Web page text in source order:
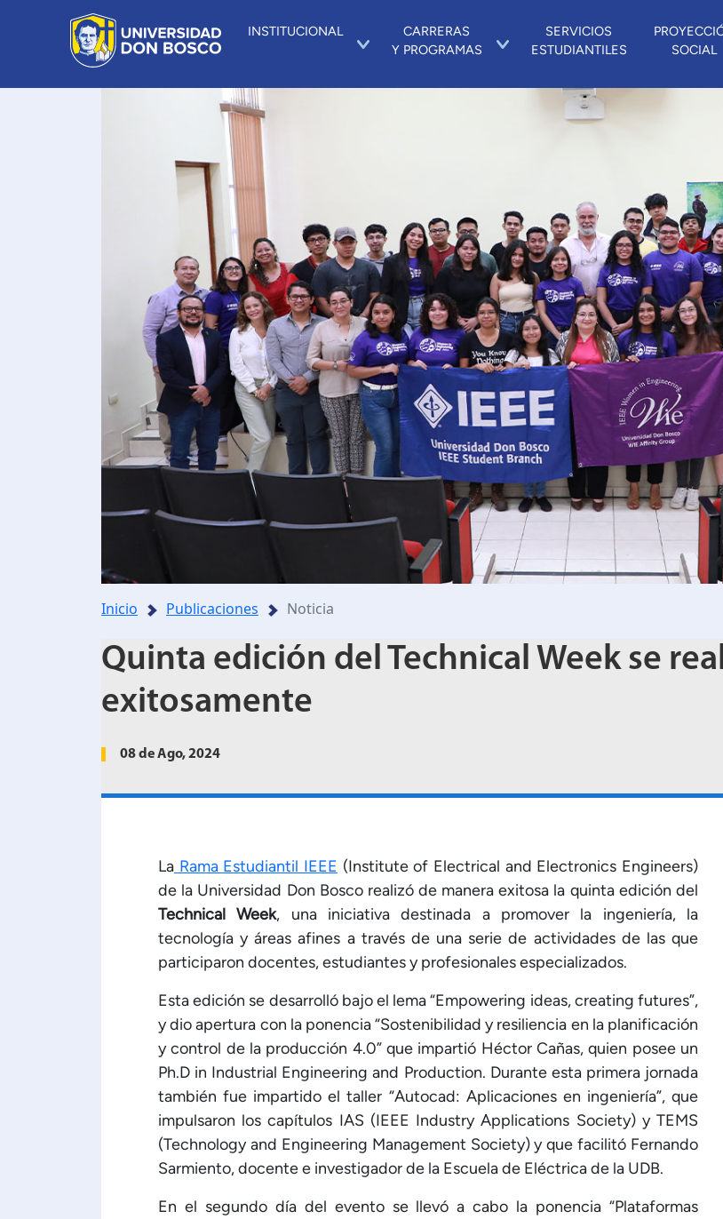
INSTITUCIONAL
CARRERAS
Y PROGRAMAS
SERVICIOS
ESTUDIANTILES
SOCIAL
Inicio Publicaciones Noticia
Quinta edición del Technical Week se
exitosamente
08 de Ago, 2024
La Rama Estudiantil IEEE (Institute of Electrical and Electronics Engineers)
de la Universidad Don Bosco realizó de manera exitosa la quinta edición del
Technical Week, una iniciativa destinada a promover la ingeniería, la
tecnología y áreas afines a través de una serie de actividades de las que
participaron docentes, estudiantes y profesionales especializados.
Esta edición se desarrolló bajo el lema “Empowering ideas, creating futures”,
y dio apertura con la ponencia “Sostenibilidad y resiliencia en la planificación
y control de la producción 4.0” que impartió Héctor Cañas, quien posee un
Ph.D in Industrial Engineering and Production. Durante esta primera jornada
también fue impartido el taller “Autocad: Aplicaciones en ingeniería”, que
impulsaron los capítulos IAS (IEEE Industry Applications Society) y TEMS
(Technology and Engineering Management Society) y que facilitó Fernando
Sarmiento, docente e investigador de la Escuela de Eléctrica de la UDB.
En el segundo día del evento se llevó a cabo la ponencia “Plataformas